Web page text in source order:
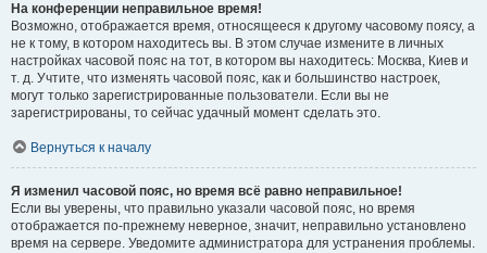
На конференции неправильное время!
Возможно, отображается время, относящееся к другому часовому поясу, а
не к тому, в котором находитесь вы. В этом случае измените в личных
настройках часовой пояс на тот, в котором вы находитесь: Москва, Киев и
т. д. Учтите, что изменять часовой пояс, как и большинство настроек,
могут только зарегистрированные пользователи. Если вы не
зарегистрированы, то сейчас удачный момент сделать это.
Вернуться к началу
Я изменил часовой пояс, но время всё равно неправильное!
Если вы уверены, что правильно указали часовой пояс, но время
отображается по-прежнему неверное, значит, неправильно установлено
время на сервере. Уведомите администратора для устранения проблемы.